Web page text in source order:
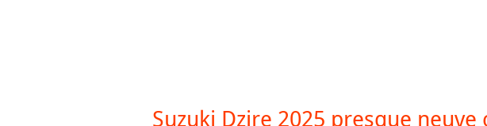
Suzuki Dzire 2025 presque neuve